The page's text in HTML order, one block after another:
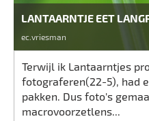
LANTAARNTJE EET
ec.vriesman
Terwijl ik Lantaarntjes
fotograferen(22-5), had
pakken. Dus foto's
macrovoorzetlens...